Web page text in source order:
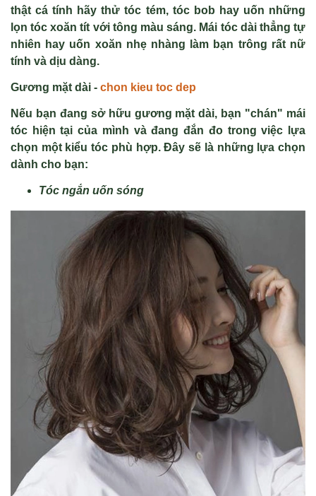
thật cá tính hãy thử tóc tém, tóc bob hay uốn những
lọn tóc xoăn tít với tông màu sáng. Mái tóc dài thẳng tự
nhiên hay uốn xoăn nhẹ nhàng làm bạn trông rất nữ
tính và dịu dàng.
Gương mặt dài - chon kieu toc dep
Nếu bạn đang sởhữu gương mặt dài, bạn "chán" mái
tóc hiện tại của mình và đang đắn đo trong việc l ựa
chọn một kiểu tóc phù hợp. Đây sẽ là những l ựa chọn
dành cho bạn:
Tóc ngắn uốn sóng